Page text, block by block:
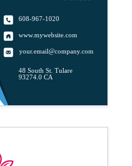
48 South St. Tulare
93274.0 CA
www.mywebsite.com
your.email@company.com
608-967-1020